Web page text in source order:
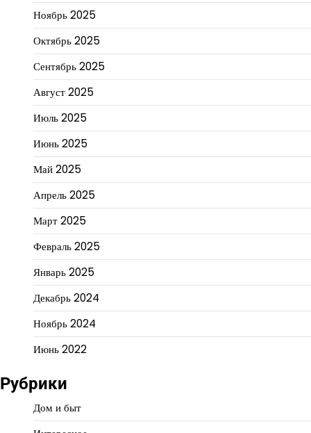
Ноябрь 2025
Октябрь 2025
Сентябрь 2025
Август 2025
Июль 2025
Июнь 2025
Май 2025
Апрель 2025
Март 2025
Февраль 2025
Январь 2025
Декабрь 2024
Ноябрь 2024
Июнь 2022
Рубрики
Дом и быт